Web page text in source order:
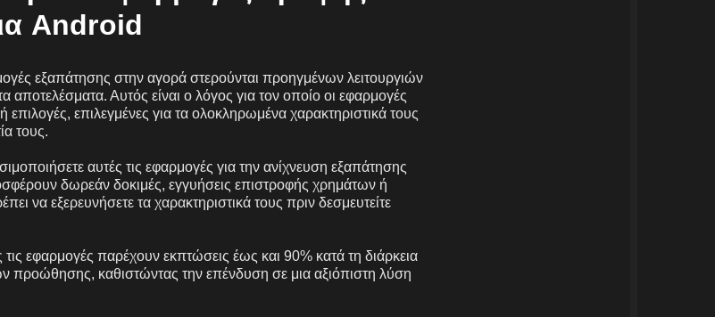
Android
εξαπάτησης στην αγορά στερούνται προηγμένων λειτουργιών
αποτελέσματα. Αυτός είναι ο λόγος για τον οποίο οι εφαρμογές
επιλογές, επιλεγμένες για τα ολοκληρωμένα χαρακτηριστικά τους
τους.
αυτές τις εφαρμογές για την ανίχνευση εξαπάτησης
δωρεάν δοκιμές, εγγυήσεις επιστροφής χρημάτων ή
να εξερευνήσετε τα χαρακτηριστικά τους πριν δεσμευτείτε
εφαρμογές παρέχουν εκπτώσεις έως και 90% κατά τη διάρκεια
προώθησης, καθιστώντας την επένδυση σε μια αξιόπιστη λύση